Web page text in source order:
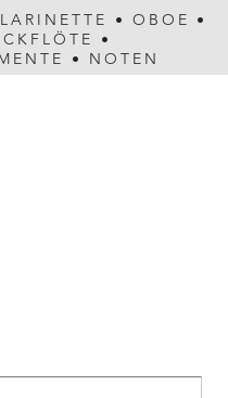
• OBOE
•
•
• NOTEN